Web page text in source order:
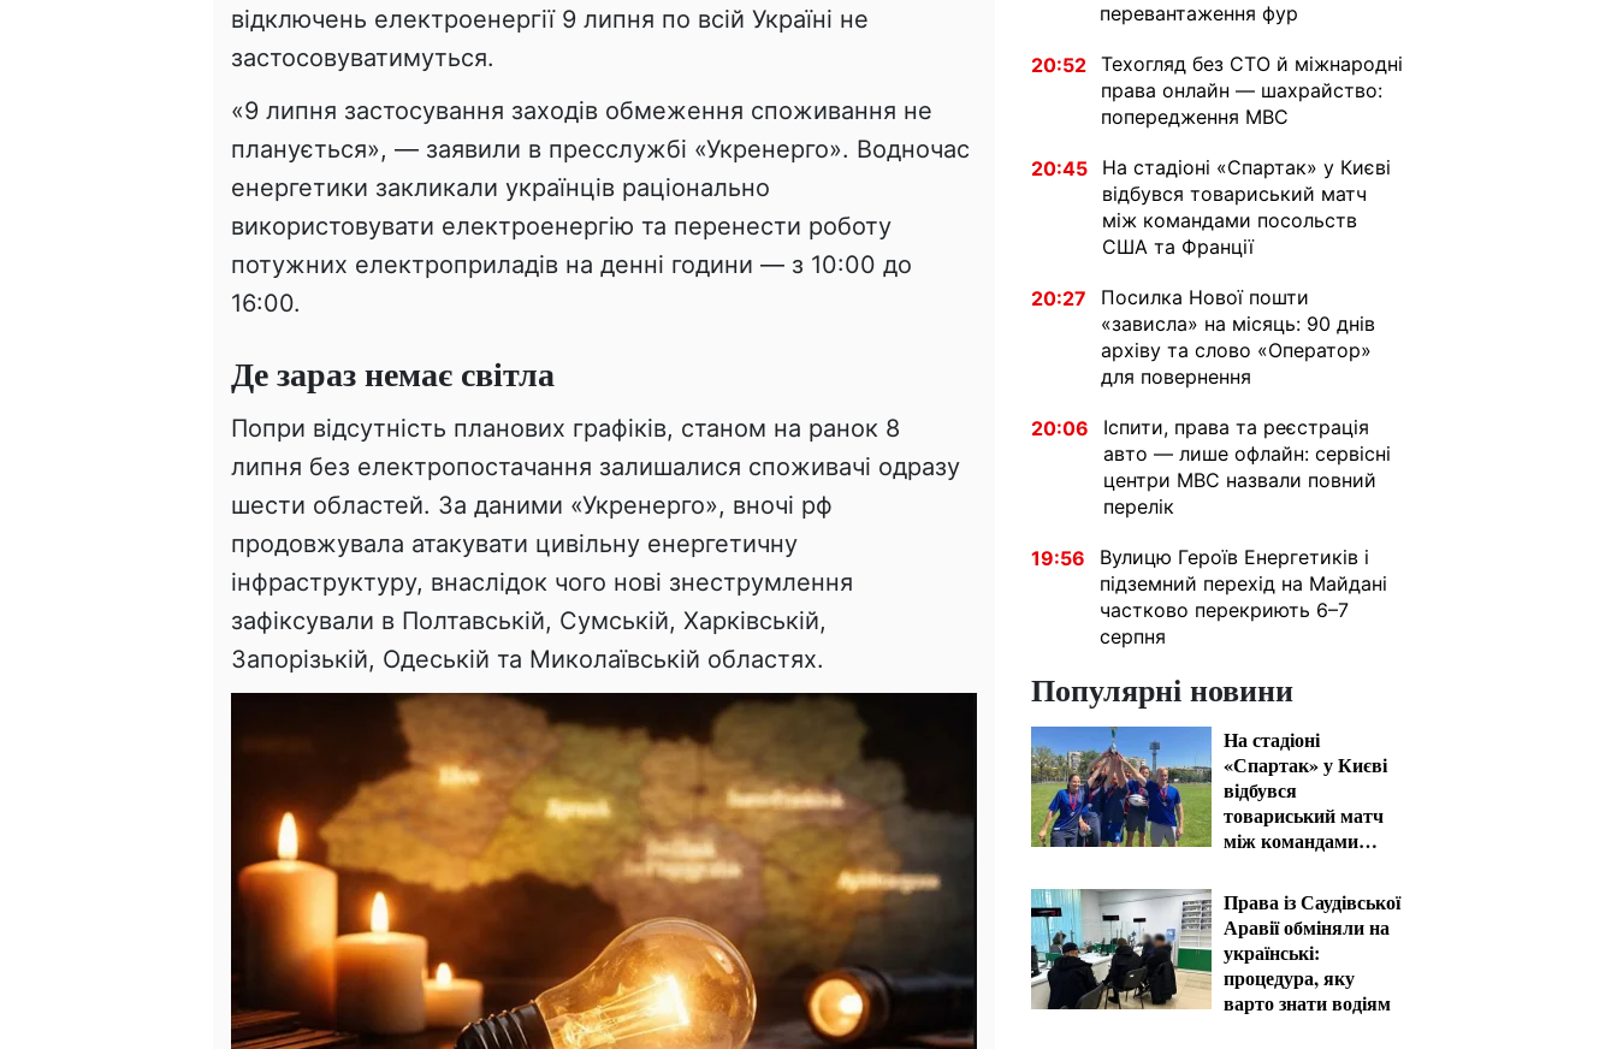
відключень електроенергії 9 липня по всій Україні не
застосовуватимуться.
«9 липня застосування заходів обмеження споживання не
планується», — заявили в пресслужбі «Укренерго». Водночас
енергетики закликали українців раціонально
використовувати електроенергію та перенести роботу
потужних електроприладів на денні години — з 10:00 до
16:00.
Де зараз немає світла
Попри відсутність планових графіків, станом на ранок 8
липня без електропостачання залишалися споживачі одразу
шести областей. За даними «Укренерго», вночі рф
продовжувала атакувати цивільну енергетичну
інфраструктуру, внаслідок чого нові знеструмлення
зафіксували в Полтавській, Сумській, Харківській,
Запорізькій, Одеській та Миколаївській областях.
перевантаження фур
20:52 Техогляд без СТО й міжнародні
права онлайн — шахрайство:
попередження МВС
20:45
На стадіоні «Спартак» у Києві
відбувся товариський матч
між командами посольств
США та Франції
20:27
Посилка Нової пошти
«зависла» на місяць: 90 днів
архіву та слово «Оператор»
для повернення
20:06
Іспити, права та реєстрація
авто — лише офлайн: сервісні
центри МВС назвали повний
перелік
19:56
Вулицю Героїв Енергетиків і
підземний перехід на Майдані
частково перекриють 6–7
серпня
Популярні новини
На стадіоні
«Спартак» у Києві
відбувся
товариський матч
між командами
Франції
Права із Саудівської
Аравії обміняли на
українські:
процедура, яку
варто знати водіям